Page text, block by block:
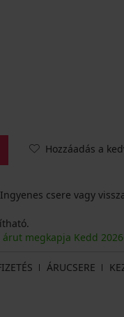
Hozzáadás a
Ingyenes csere vagy
megkapja Kedd 2026
ÁRUCSERE